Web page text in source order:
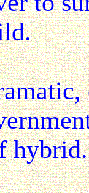
hybrid.